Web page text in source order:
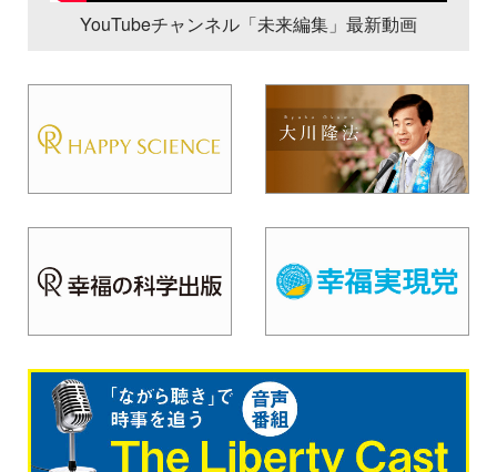
YouTubeチャンネル「未来編集」最新動画